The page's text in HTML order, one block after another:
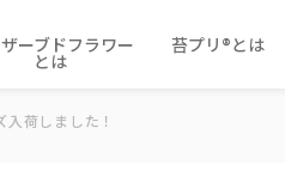
ーブドフラワー
とは
苔プリ®とは
荷しました！